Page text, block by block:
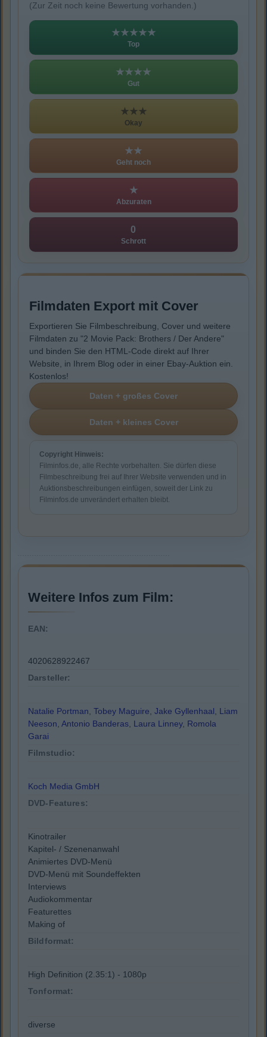
(Zur Zeit noch keine Bewertung vorhanden.)
★★★★★
Top
★★★★
Gut
★★★
Okay
★★
Geht noch
★
Abzuraten
0
Schrott
Filmdaten Export mit Cover
Exportieren Sie Filmbeschreibung, Cover und weitere
Filmdaten zu "2 Movie Pack: Brothers / Der Andere"
und binden Sie den HTML-Code direkt auf Ihrer
Website, in Ihrem Blog oder in einer Ebay-Auktion ein.
Kostenlos!
Copyright Hinweis:
Filminfos.de, alle Rechte vorbehalten. Sie dürfen diese
Filmbeschreibung frei auf Ihrer Website verwenden und in
Auktionsbeschreibungen einfügen, soweit der Link zu
Filminfos.de unverändert erhalten bleibt.
Weitere Infos zum Film:
EAN:
4020628922467
Darsteller:
Natalie Portman, Tobey Maguire, Jake Gyllenhaal, Liam
Neeson, Antonio Banderas, Laura Linney, Romola
Garai
Filmstudio:
Koch Media GmbH
DVD-Features:
Kinotrailer
Kapitel- / Szenenanwahl
Animiertes DVD-Menü
DVD-Menü mit Soundeffekten
Interviews
Audiokommentar
Featurettes
Making of
Bildformat:
High Definition (2.35:1) - 1080p
Tonformat:
diverse